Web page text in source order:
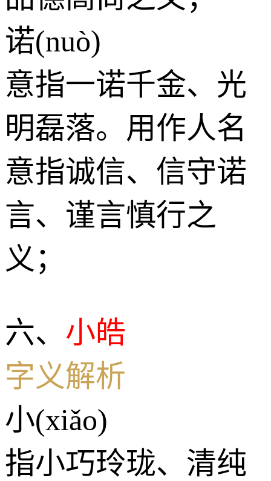
诺(nuò)
意指一诺千金、光
明磊落。用作人名
意指诚信、信守诺
言、谨言慎行之
义；
六、 小皓
字义解析
小(xiǎo)
指小巧玲珑、清纯